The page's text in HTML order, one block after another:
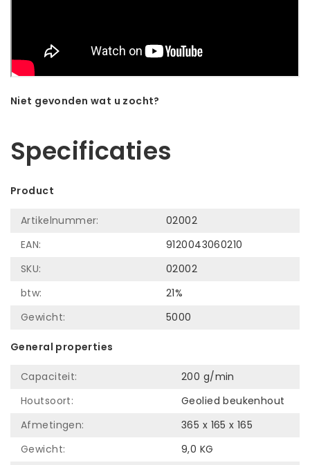
Niet gevonden wat u zocht?
Specificaties
Product
Artikelnummer:
02002
EAN:
9120043060210
SKU:
02002
btw:
21%
Gewicht:
5000
General properties
Capaciteit:
200 g/min
Houtsoort:
Geolied beukenhout
Afmetingen:
365 x 165 x 165
Gewicht:
9,0 KG